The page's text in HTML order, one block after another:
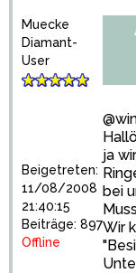
Muecke
Diamant-
User
Beigetreten:
11/08/2008
21:40:15
Beiträge: 897
Offline
ja
bei
Wir